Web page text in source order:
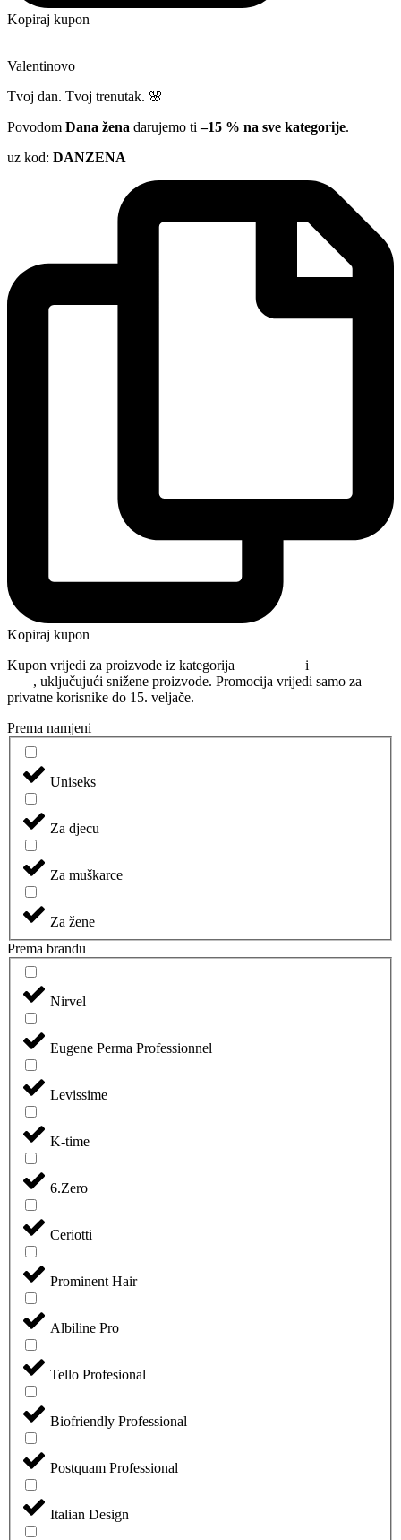
Kopiraj kupon
Valentinovo
Tvoj dan. Tvoj trenutak. 🌸
Povodom Dana žena darujemo ti–15 % na sve kategorije.
uz kod: DANZENA
Kopiraj kupon
Kupon vrijedi za proizvode iz kategorija
i
, uključujući snižene proizvode. Promocija vrijedi samo za
privatne korisnike do 15. veljače.
Prema namjeni
Uniseks
Za djecu
Za muškarce
Za žene
Prema brandu
Nirvel
Eugene Perma Professionnel
Levissime
K-time
6.Zero
Ceriotti
Prominent Hair
Albiline Pro
Tello Profesional
Biofriendly Professional
Postquam Professional
Italian Design